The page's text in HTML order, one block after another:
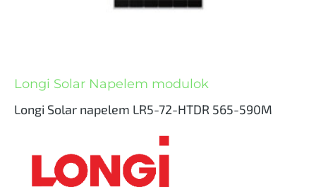
Longi Solar Napelem modulok
Longi Solar napelem LR5-72-HTDR 565-590M